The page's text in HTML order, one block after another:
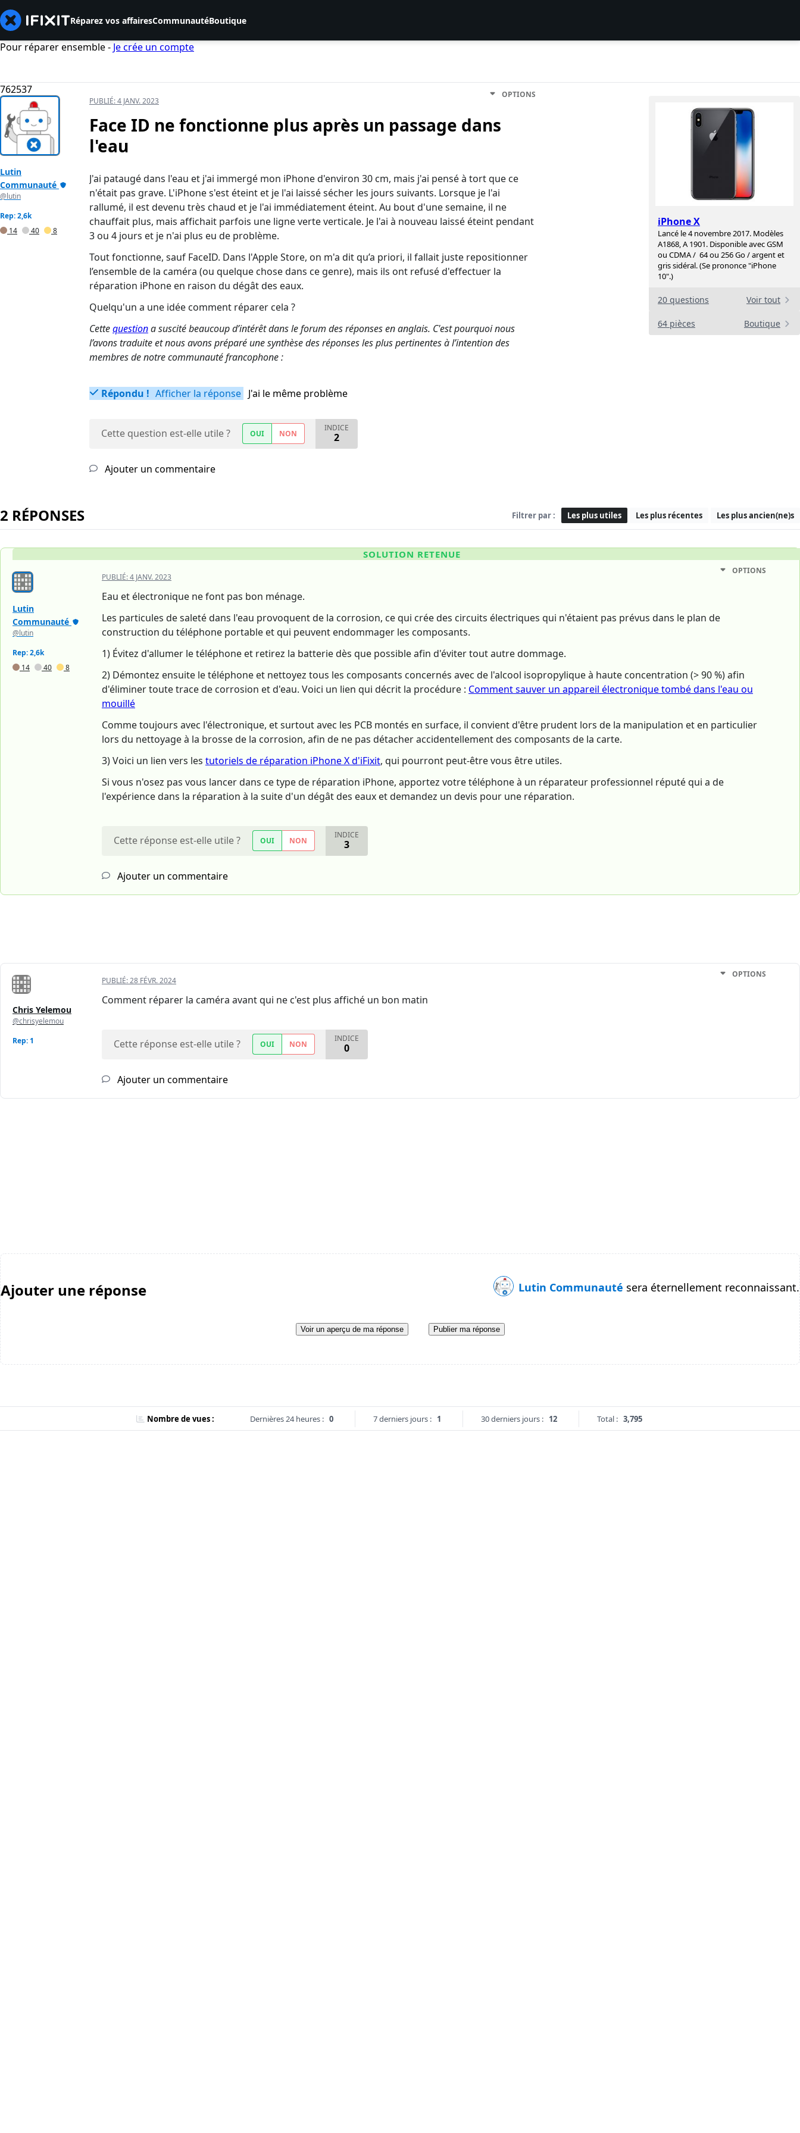
Réparez vos affairesCommunautéBoutique
Pour réparer ensemble - Je crée un compte
762537
iPhone X
Lancé le 4 novembre 2017. Modèles
A1868, A 1901. Disponible avec GSM
ou CDMA / 64 ou 256 Go / argent et
gris sidéral. (Se prononce "iPhone
10".)
20 questions Voir tout
64 pièces Boutique
Lutin
Communauté
@lutin
Rep: 2,6k
14
40 8
PUBLIÉ:4 JANV. 2023
OPTIONS
Face ID ne fonctionne plus après un passage dans
l'eau
J'ai pataugé dans l'eau et j'ai immergé mon iPhone d'environ 30 cm, mais j'ai pensé à tort que ce
n'était pas grave. L'iPhone s'est éteint et je l'ai laissé sécher les jours suivants. Lorsque je l'ai
rallumé, il est devenu très chaud et je l'ai immédiatement éteint. Au bout d'une semaine, il ne
chauffait plus, mais affichait parfois une ligne verte verticale. Je l'ai à nouveau laissé éteint pendant
3 ou 4 jours et je n'ai plus eu de problème.
Tout fonctionne, sauf FaceID. Dans l'Apple Store, on m'a dit qu’a priori, il fallait juste repositionner
l’ensemble de la caméra (ou quelque chose dans ce genre), mais ils ont refusé d'effectuer la
réparation iPhone en raison du dégât des eaux.
Quelqu'un a une idée comment réparer cela ?
Cettequestiona suscité beaucoup d’intérêt dans le forum des réponses en anglais. C'est pourquoi nous
l’avons traduite et nous avons préparé une synthèse des réponses les plus pertinentes à l’intention des
membres de notre communauté francophone :
Répondu ! Afficher la réponse J'ai le même problème
Cette question est-elle utile ? OUI NON
INDICE
2
Ajouter un commentaire
2 RÉPONSES Filtrer par : Les plus utiles Les plus récentes Les plus ancien(ne)s
SOLUTION RETENUE
Lutin
Communauté
@lutin
Rep: 2,6k
14
40 8
PUBLIÉ:4 JANV. 2023
OPTIONS
Eau et électronique ne font pas bon ménage.
Les particules de saleté dans l'eau provoquent de la corrosion, ce qui crée des circuits électriques qui n'étaient pas prévus dans le plan de
construction du téléphone portable et qui peuvent endommager les composants.
1) Évitez d'allumer le téléphone et retirez la batterie dès que possible afin d'éviter tout autre dommage.
2) Démontez ensuite le téléphone et nettoyez tous les composants concernés avec de l'alcool isopropylique à haute concentration (> 90 %) afin
d'éliminer toute trace de corrosion et d'eau. Voici un lien qui décrit la procédure : Comment sauver un appareil électronique tombé dans l'eau ou
mouillé
Comme toujours avec l'électronique, et surtout avec les PCB montés en surface, il convient d'être prudent lors de la manipulation et en particulier
lors du nettoyage à la brosse de la corrosion, afin de ne pas détacher accidentellement des composants de la carte.
3) Voici un lien vers les tutoriels de réparation iPhone X d'iFixit, qui pourront peut-être vous être utiles.
Si vous n'osez pas vous lancer dans ce type de réparation iPhone, apportez votre téléphone à un réparateur professionnel réputé qui a de
l'expérience dans la réparation à la suite d'un dégât des eaux et demandez un devis pour une réparation.
Cette réponse est-elle utile ? OUI NON
INDICE
3
Ajouter un commentaire
Chris Yelemou
@chrisyelemou
Rep: 1
PUBLIÉ:28 FÉVR. 2024
OPTIONS
Comment réparer la caméra avant qui ne c'est plus affiché un bon matin
Cette réponse est-elle utile ? OUI NON
INDICE
0
Ajouter un commentaire
Ajouter une réponse Lutin Communauté sera éternellement reconnaissant.
Voir un aperçu de ma réponse Publier ma réponse
Nombre de vues : Dernières 24 heures : 0 7 derniers jours : 1 30 derniers jours : 12 Total : 3,795